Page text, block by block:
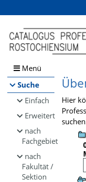
Browsen
direkt zum Inhalt
Menü
Suche
Einfach
Erweitert
nach
Fachgebiet
nach
Fakultät /
Sektion
Hier